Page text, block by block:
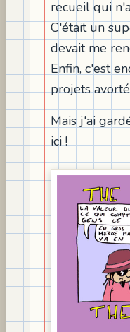
recueil qui
C'était un
devait me
Enfin, c'est
projets
Mais j'ai
ici !